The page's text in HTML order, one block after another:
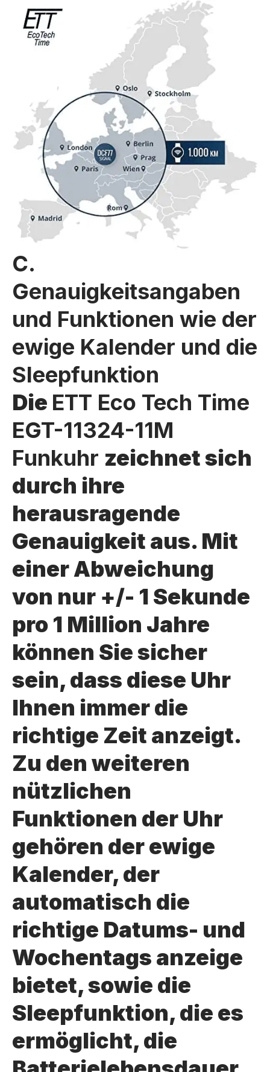
C.
Genauigkeitsangaben
und Funktionen wie der
ewige Kalender und die
Sleepfunktion
Die ETT Eco Tech Time
EGT-11324-11M
Funkuhr zeichnet sich
durch ihre
herausragende
Genauigkeit aus. Mit
einer Abweichung
von nur +/- 1 Sekunde
pro 1 Million Jahre
können Sie sicher
sein, dass diese Uhr
Ihnen immer die
richtige Zeit anzeigt.
Zu den weiteren
nützlichen
Funktionen der Uhr
gehören der ewige
Kalender, der
automatisch die
richtige Datums- und
Wochentags anzeige
bietet, sowie die
Sleepfunktion, die es
ermöglicht, die